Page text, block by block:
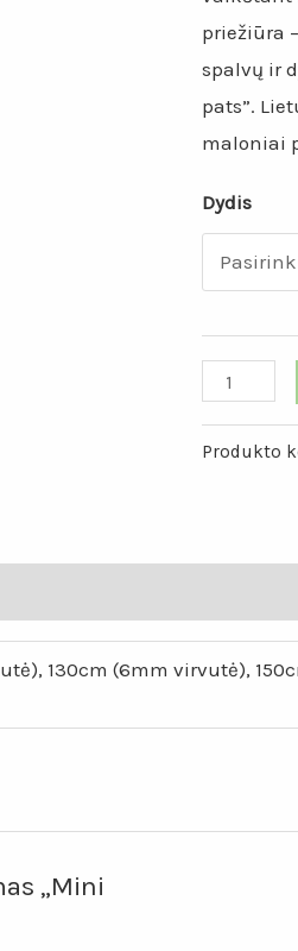
priežiūra
spalvų ir
pats”.
maloniai
Dydis
produkto
Juodos
„Mini
Produkto
130cm (6mm virvutė),
„Mini